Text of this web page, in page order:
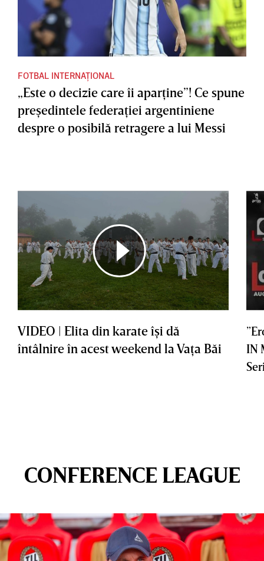
FOTBAL INTERNAȚIONAL
„Este o decizie care îi aparţine”! Ce spune
preşedintele federaţiei argentiniene
despre o posibilă retragere a lui Messi
VIDEO | Elita din karate îşi dă
întâlnire în acest weekend la Vaţa Băi
IN
CONFERENCE LEAGUE